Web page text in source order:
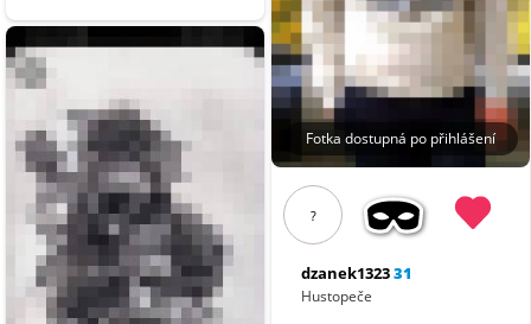
Fotka dostupná po přihlášení
?
dzanek132331
Hustopeče